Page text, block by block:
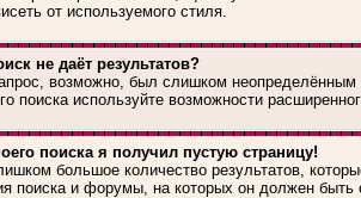
от используемого стиля.
не даёт результатов?
возможно, был слишком
поиска используйте возможности
поиска я получил пустую страницу!
большое количество результатов,
поиска и форумы, на которых он должен быть